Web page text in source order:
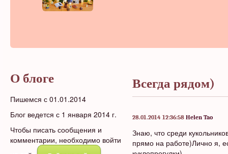
О блоге
Пишемся с 01.01.2014
Блог ведется с 1 января 2014 г.
Чтобы писать сообщения и
комментарии, необходимо войти
Всегда рядом)
28.01.2014 12:36:58 Helen Tao
Знаю, что среди
прямо на работе)Лично я,